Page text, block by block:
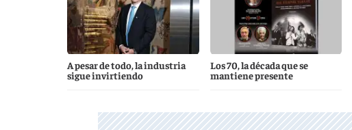
A pesar de todo, la industria
sigue invirtiendo
Los 70, la década que se
mantiene presente